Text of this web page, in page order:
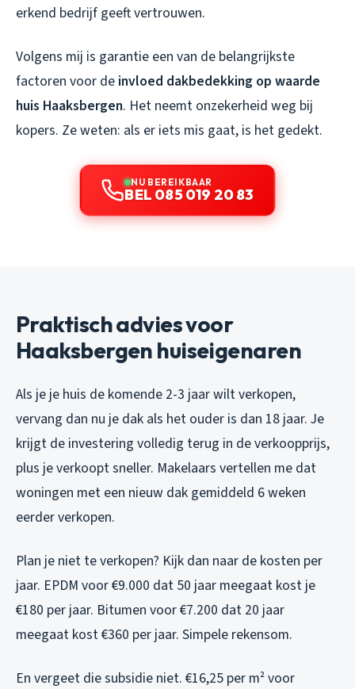
erkend bedrijf geeft vertrouwen.
Volgens mij is garantie een van de belangrijkste
factoren voor de invloed dakbedekking op waarde
huis Haaksbergen. Het neemt onzekerheid weg bij
kopers. Ze weten: als er iets mis gaat, is het gedekt.
NU BEREIKBAAR
BEL 085 019 20 83
Praktisch advies voor
Haaksbergen huiseigenaren
Als je je huis de komende 2-3 jaar wilt verkopen,
vervang dan nu je dak als het ouder is dan 18 jaar. Je
krijgt de investering volledig terug in de verkoopprijs,
plus je verkoopt sneller. Makelaars vertellen me dat
woningen met een nieuw dak gemiddeld 6 weken
eerder verkopen.
Plan je niet te verkopen? Kijk dan naar de kosten per
jaar. EPDM voor €9.000 dat 50 jaar meegaat kost je
€180 per jaar. Bitumen voor €7.200 dat 20 jaar
meegaat kost €360 per jaar. Simpele rekensom.
En vergeet die subsidie niet. €16,25 per m² voor